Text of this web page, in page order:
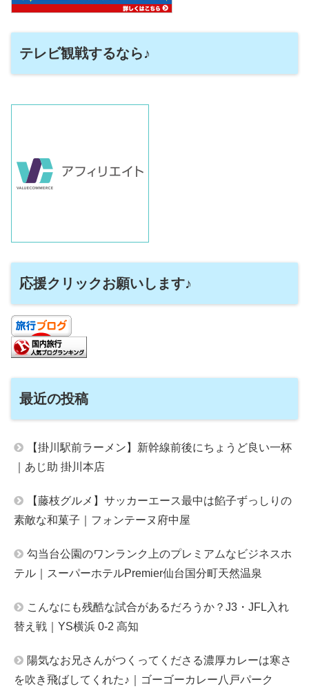
テレビ観戦するなら♪
応援クリックお願いします♪
最近の投稿
【掛川駅前ラーメン】新幹線前後にちょうど良い一杯
｜あじ助 掛川本店
【藤枝グルメ】サッカーエース最中は餡子ずっしりの
素敵な和菓子｜フォンテーヌ府中屋
勾当台公園のワンランク上のプレミアムなビジネスホ
テル｜スーパーホテルPremier仙台国分町天然温泉
こんなにも残酷な試合があるだろうか？J3・JFL入れ
替え戦｜YS横浜 0-2 高知
陽気なお兄さんがつくってくださる濃厚カレーは寒さ
を吹き飛ばしてくれた♪｜ゴーゴーカレー八戸パーク